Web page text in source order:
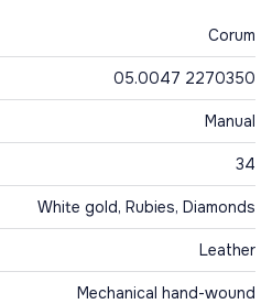
Corum
05.0047 2270350
Manual
34
White gold, Rubies, Diamonds
Leather
Mechanical hand-wound